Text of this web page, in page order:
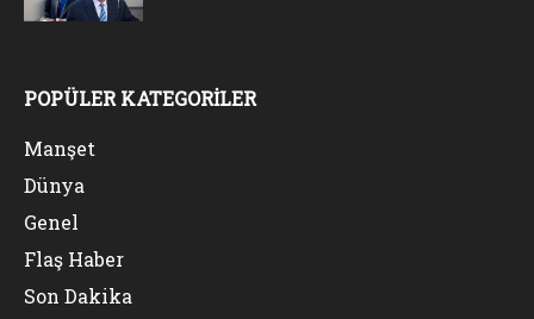
POPÜLER KATEGORİLER
Manşet
Dünya
Genel
Flaş Haber
Son Dakika